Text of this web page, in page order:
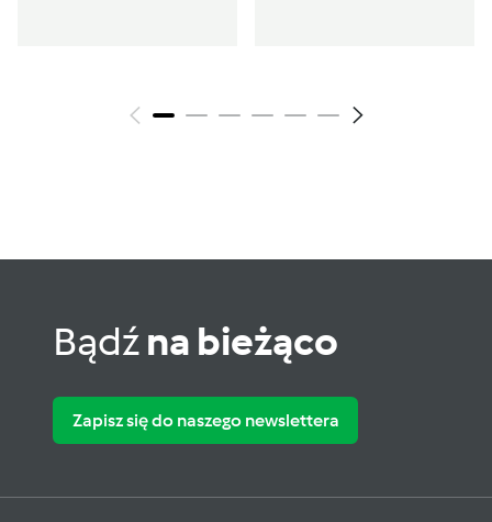
Bądźna bieżąco
Zapisz się do naszego newslettera